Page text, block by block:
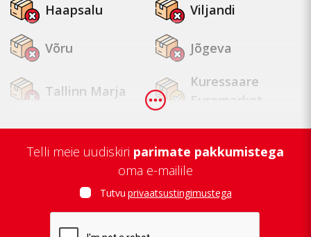
Haapsalu Viljandi
Võru Jõgeva
Tallinn Marja
Kuressaare
Euromarket
Tallinn
Mustamäe
Telli meie uudiskiri parimate pakkumistega
oma e-mailile
Tutvu privaatsustingimustega